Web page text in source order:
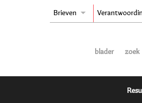
Brieven
blader zoek